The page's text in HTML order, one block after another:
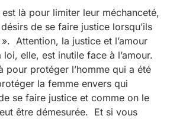
là pour limiter leur méchanceté,
de se faire justice lorsqu’ils
Attention, la justice et l’amour
elle, est inutile face à l’amour.
pour protéger l’homme qui a été
la femme envers qui
se faire justice et comme on le
être démesurée. Et si vous